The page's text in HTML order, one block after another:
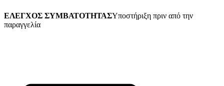
ΕΛΕΓΧΟΣ ΣΥΜΒΑΤΟΤΗΤΑΣΥποστήριξη πριν από την
παραγγελία